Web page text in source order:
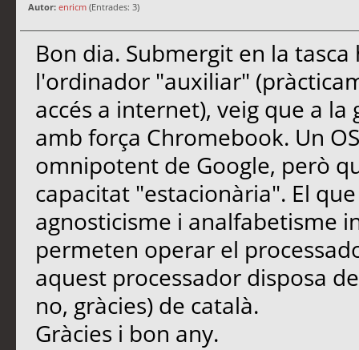
Autor: enricm (Entrades: 3)
Bon dia. Submergit en la
l'ordinador "auxiliar"
accés a internet), veig que a
amb força Chromebook. Un
omnipotent de Google, però
capacitat "estacionària". El
agnosticisme i analfabetisme
permeten operar el
aquest processador disposa
no, gràcies) de català.
Gràcies i bon any.